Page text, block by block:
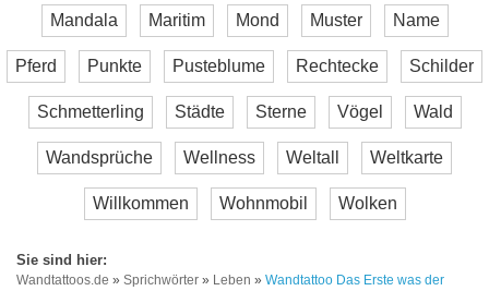
Mandala Maritim Mond Muster Name
Pferd Punkte Pusteblume Rechtecke Schilder
Schmetterling Städte Sterne Vögel Wald
Wandsprüche Wellness Weltall Weltkarte
Willkommen Wohnmobil Wolken
Wandtattoos.de » Sprichwörter » Leben » Wandtattoo Das Erste was der